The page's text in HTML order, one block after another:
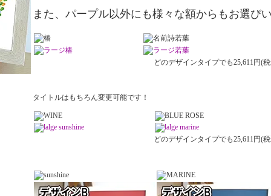
また、パープル以外にも様々な額からもお選び
どのデザインタイプでも25,611円(
タイトルはもちろん変更可能です！
どのデザインタイプでも25,611円(